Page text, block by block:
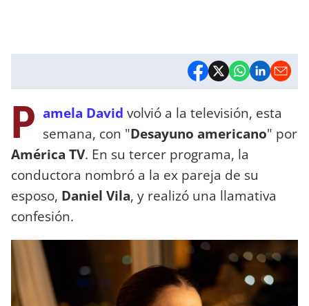
P amela David volvió a la televisión, esta
semana, con "Desayuno americano" por
América TV. En su tercer programa, la
conductora nombró a la ex pareja de su
esposo, Daniel Vila, y realizó una llamativa
confesión.